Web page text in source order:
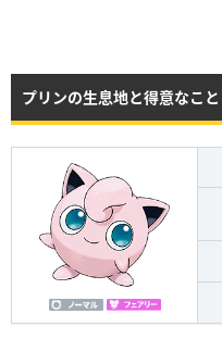
プリンの生息地と得意なこと